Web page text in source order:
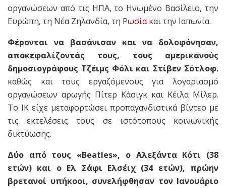
οργανώσεων από τις ΗΠΑ, το Ηνωμένο Βασίλειο, την
Ευρώπη, τη Νέα Ζηλανδία, τη Ρωσίακαι την Ιαπωνία.
Φέρονται να βασάνισαν και να δολοφόνησαν,
αποκεφαλίζοντάς τους, τους αμερικανούς
δημοσιογράφους Τζέιμς Φόλι και Στίβεν Σότλοφ,
καθώς και τους εργαζόμενους για λογαριασμό
οργανώσεων αρωγής Πίτερ Κάσιγκ και Κέιλα Μίλερ.
Το ΙΚ είχε μεταφορτώσει προπαγανδιστικά βίντεο με
τις εκτελέσεις τους σε ιστότοπους κοινωνικής
δικτύωσης.
Δύο από τους «Beatles», ο Αλεξάντα Κότι (38
ετών) και ο Ελ Σάφι Ελσέιχ (34 ετών), πρώην
βρετανοί υπήκοοι, συνελήφθησαν τον Ιανουάριο